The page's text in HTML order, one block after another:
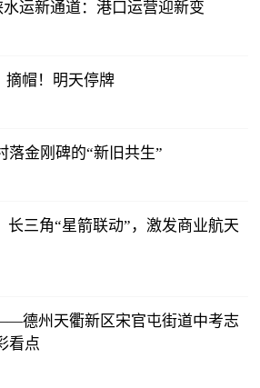
运新通道：港口运营迎新变
摘帽！明天停牌
落金刚碑的“新旧共生”
长三角“星箭联动”，激发商业航天
德州天衢新区宋官屯街道中考志
看点